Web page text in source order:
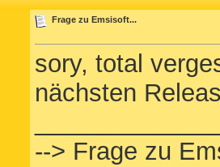
Frage zu Emsisoft...
sory, total
nächsten
--> Frage zu